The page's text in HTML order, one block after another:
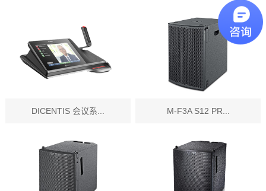
DICENTIS 会议系... M-F3A S12 PR...